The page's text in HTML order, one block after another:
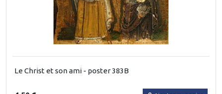
Le Christ et son ami - poster 383B